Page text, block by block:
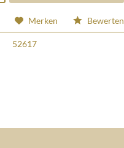
Merken Bewerten
52617